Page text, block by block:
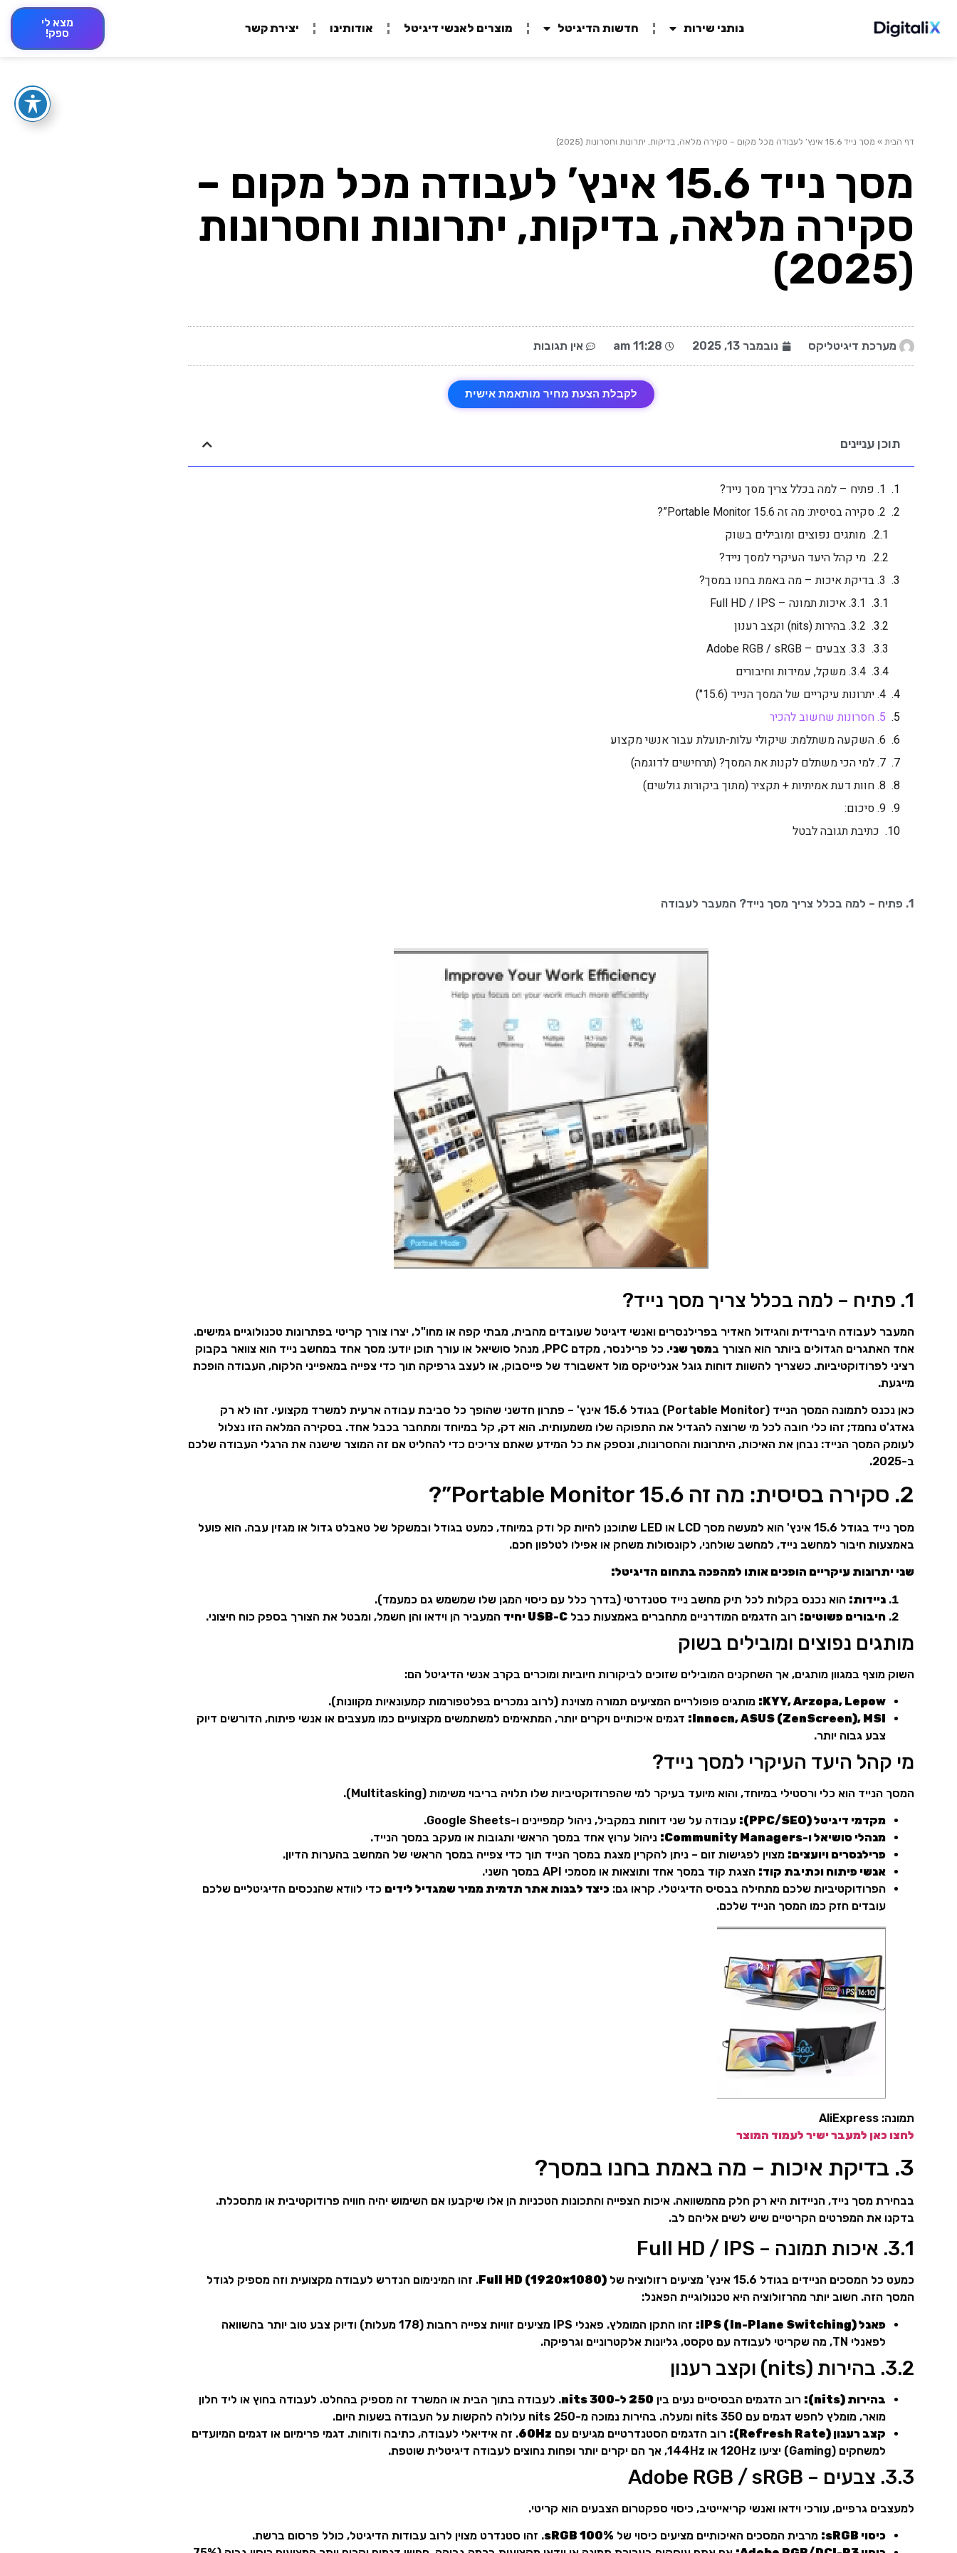
נותני שירות חדשות הדיגיטל מוצרים לאנשי דיגיטל אודותינו יצירת קשר
מצא לי
ספק!
דף הבית » מסך נייד 15.6 אינץ’ לעבודה מכל מקום – סקירה מלאה, בדיקות, יתרונות וחסרונות (2025)
מסך נייד 15.6 אינץ’ לעבודה מכל מקום –
סקירה מלאה, בדיקות, יתרונות וחסרונות
(2025)
מערכת דיגיטליקס נובמבר 13, 2025 11:28 am אין תגובות
לקבלת הצעת מחיר מותאמת אישית
תוכן עניינים
1. פתיח – למה בכלל צריך מסך נייד?
2. סקירה בסיסית: מה זה Portable Monitor 15.6”?
מותגים נפוצים ומובילים בשוק
מי קהל היעד העיקרי למסך נייד?
3. בדיקת איכות – מה באמת בחנו במסך?
3.1. איכות תמונה – Full HD / IPS
3.2. בהירות (nits) וקצב רענון
3.3. צבעים – Adobe RGB / sRGB
3.4. משקל, עמידות וחיבורים
4. יתרונות עיקריים של המסך הנייד (15.6")
5. חסרונות שחשוב להכיר
6. השקעה משתלמת: שיקולי עלות-תועלת עבור אנשי מקצוע
7. למי הכי משתלם לקנות את המסך? (תרחישים לדוגמה)
8. חוות דעת אמיתיות + תקציר (מתוך ביקורות גולשים)
9. סיכום:
כתיבת תגובה לבטל
1. פתיח – למה בכלל צריך מסך נייד? המעבר לעבודה
1. פתיח – למה בכלל צריך מסך נייד?
המעבר לעבודה היברידית והגידול האדיר בפרילנסרים ואנשי דיגיטל שעובדים מהבית, מבתי קפה או מחו"ל, יצרו צורך קריטי בפתרונות טכנולוגיים גמישים.
אחד האתגרים הגדולים ביותר הוא הצורך במסך שני
. כל פרילנסר, מקדם PPC, מנהל סושיאל או עורך תוכן יודע: מסך אחד במחשב נייד הוא צוואר בקבוק
רציני לפרודוקטיביות. כשצריך להשוות דוחות גוגל אנליטיקס מול דאשבורד של פייסבוק, או לעצב גרפיקה תוך כדי צפייה במאפייני הלקוח, העבודה הופכת
מייגעת.
כאן נכנס לתמונה המסך הנייד (Portable Monitor) בגודל 15.6 אינץ' – פתרון חדשני שהופך כל סביבת עבודה ארעית למשרד מקצועי. זהו לא רק
גאדג'ט נחמד; זהו כלי חובה לכל מי שרוצה להגדיל את התפוקה שלו משמעותית. הוא דק, קל במיוחד ומתחבר בכבל אחד. בסקירה המלאה הזו נצלול
לעומק המסך הנייד: נבחן את האיכות, היתרונות והחסרונות, ונספק את כל המידע שאתם צריכים כדי להחליט אם זה המוצר שישנה את הרגלי העבודה שלכם
ב-2025.
2. סקירה בסיסית: מה זה Portable Monitor 15.6”?
מסך נייד בגודל 15.6 אינץ' הוא למעשה מסך LCD או LED שתוכנן להיות קל ודק במיוחד, כמעט בגודל ובמשקל של טאבלט גדול או מגזין עבה. הוא פועל
באמצעות חיבור למחשב נייד, למחשב שולחני, לקונסולות משחק או אפילו לטלפון חכם.
שני יתרונות עיקריים הופכים אותו למהפכה בתחום הדיגיטל:
ניידות: הוא נכנס בקלות לכל תיק מחשב נייד סטנדרטי (בדרך כלל עם כיסוי המגן שלו שמשמש גם כמעמד).
חיבורים פשוטים: רוב הדגמים המודרניים מתחברים באמצעות כבל USB-C יחיד המעביר הן וידאו והן חשמל, ומבטל את הצורך בספק כוח חיצוני.
מותגים נפוצים ומובילים בשוק
השוק מוצף במגוון מותגים, אך השחקנים המובילים שזוכים לביקורות חיוביות ומוכרים בקרב אנשי הדיגיטל הם:
KYY, Arzopa, Lepow: מותגים פופולריים המציעים תמורה מצוינת (לרוב נמכרים בפלטפורמות קמעונאיות מקוונות).
Innocn, ASUS (ZenScreen), MSI:
דגמים איכותיים ויקרים יותר, המתאימים למשתמשים מקצועיים כמו מעצבים או אנשי פיתוח, הדורשים דיוק
צבע גבוה יותר.
מי קהל היעד העיקרי למסך נייד?
המסך הנייד הוא כלי ורסטילי במיוחד, והוא מיועד בעיקר למי שהפרודוקטיביות שלו תלויה בריבוי משימות (Multitasking).
מקדמי דיגיטל (PPC/SEO):
עבודה על שני דוחות במקביל, ניהול קמפיינים ו-Google Sheets.
מנהלי סושיאל ו-Community Managers:
ניהול ערוץ אחד במסך הראשי ותגובות או מעקב במסך הנייד.
פרילנסרים ויועצים: מצוין לפגישות זום – ניתן להקרין מצגת במסך הנייד תוך כדי צפייה במסך הראשי של המחשב בהערות הדיון.
אנשי פיתוח וכתיבת קוד: הצגת קוד במסך אחד ותוצאות או מסמכי API במסך השני.
הפרודוקטיביות שלכם מתחילה בבסיס הדיגיטלי. קראו גם: כיצד לבנות אתר תדמית ממיר שמגדיל לידים כדי לוודא שהנכסים הדיגיטליים שלכם
עובדים חזק כמו המסך הנייד שלכם.
תמונה: AliExpress
לחצו כאן למעבר ישיר לעמוד המוצר
3. בדיקת איכות – מה באמת בחנו במסך?
בבחירת מסך נייד, הניידות היא רק חלק מהמשוואה. איכות הצפייה והתכונות הטכניות הן אלו שיקבעו אם השימוש יהיה חוויה פרודוקטיבית או מתסכלת.
בדקנו את המפרטים הקריטיים שיש לשים אליהם לב.
3.1. איכות תמונה – Full HD / IPS
כמעט כל המסכים הניידים בגודל 15.6 אינץ' מציעים רזולוציה של Full HD (1920×1080) . זהו המינימום הנדרש לעבודה מקצועית וזה מספיק לגודל
המסך הזה. חשוב יותר מהרזולוציה היא טכנולוגיית הפאנל:
פאנל IPS (In-Plane Switching):
זהו התקן המומלץ. פאנלי IPS מציעים זוויות צפייה רחבות (178 מעלות) ודיוק צבע טוב יותר בהשוואה
לפאנלי TN, מה שקריטי לעבודה עם טקסט, גליונות אלקטרוניים וגרפיקה.
3.2. בהירות (nits) וקצב רענון
בהירות (nits): רוב הדגמים הבסיסיים נעים בין 250 ל-300 nits
. לעבודה בתוך הבית או המשרד זה מספיק בהחלט. לעבודה בחוץ או ליד חלון
מואר, מומלץ לחפש דגמים עם 350 nits ומעלה. בהירות נמוכה מ-250 nits עלולה להקשות על העבודה בשעות היום.
קצב רענון (Refresh Rate):
רוב הדגמים הסטנדרטיים מגיעים עם 60Hz. זה אידיאלי לעבודה, כתיבה ודוחות. דגמי פרימיום או דגמים המיועדים
למשחקים (Gaming) יציעו 120Hz או 144Hz, אך הם יקרים יותר ופחות נחוצים לעבודה דיגיטלית שוטפת.
3.3. צבעים – Adobe RGB / sRGB
למעצבים גרפיים, עורכי וידאו ואנשי קריאייטיב, כיסוי ספקטרום הצבעים הוא קריטי.
כיסוי sRGB: מרבית המסכים האיכותיים מציעים כיסוי של 100% sRGB
. זהו סטנדרט מצוין לרוב עבודות הדיגיטל, כולל פרסום ברשת.